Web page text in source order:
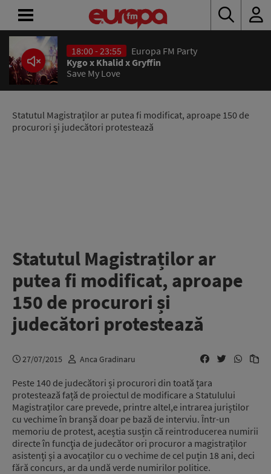
18:00 - 23:55
Europa FM Party
Kygo x Khalid x Gryffin
Save My Love
Statutul Magistraților ar putea fi modificat, aproape 150 de
procurori și judecători protestează
Statutul Magistraților ar
putea fi modificat, aproape
150 de procurori și
judecători protestează
27/07/2015 Anca Gradinaru
Peste 140 de judecători și procurori din toată țara
protestează față de proiectul de modificare a Statulului
Magistraților care prevede, printre altel,e intrarea juriștilor
cu vechime în branșă doar pe bază de interviu. Într-un
memoriu de protest, aceștia susțin că reintroducerea numirii
directe în funcţia de judecător ori procuror a magistraților
asistenți și a avocaților cu o vechime de cel puțin 18 ani, deci
fără concurs, ar da undă verde numirilor politice.
ACASĂ
ȘTIRI
RADIO